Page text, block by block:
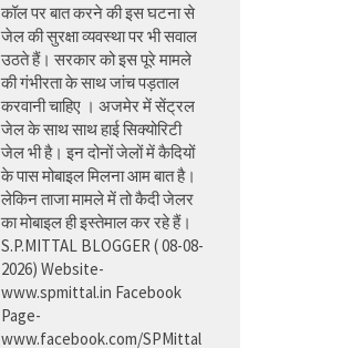
कॉल पर बात करने की इस घटना से
जेल की सुरक्षा व्यवस्था पर भी सवाल
उठते हैं। सरकार को इस पूरे मामले
की गंभीरता के साथ जांच पड़ताल
करवानी चाहिए । अजमेर में सेंट्रल
जेल के साथ साथ हाई सिक्योरिटी
जेल भी है। इन दोनों जेलों में कैदियों
के पास मोबाइल मिलना आम बात है।
लेकिन ताजा मामले में तो कैदी जेलर
का मोबाइल ही इस्तेमाल कर रहे हैं।
S.P.MITTAL BLOGGER ( 08-08-
2026) Website-
www.spmittal.in Facebook
Page-
www.facebook.com/SPMittal